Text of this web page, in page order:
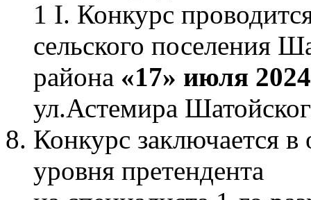
1 I. Конкурс
сельского поселения
района «17» июля
ул.Астемира
Конкурс заключается
уровня претендента